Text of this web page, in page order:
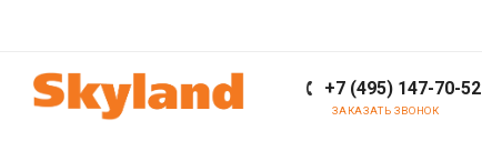
+7 (495) 147-70-52
ЗАКАЗАТЬ ЗВОНОК